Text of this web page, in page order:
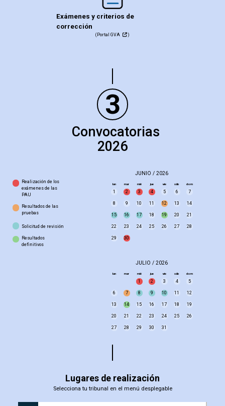
Exámenes y criterios de
corrección
(Portal GVA )
3
Convocatorias
2026
Realización de los
exámenes de las
PAU
Resultados de las
pruebas
Solicitud de revisión
Resultados
definitivos
JUNIO / 2026
lun mar mié jue vie sáb dom
1 2 3 4 5 6 7
8 9 10 11 12 13 14
15 16 17 18 19 20 21
22 23 24 25 26 27 28
29 30
JULIO / 2026
lun mar mié jue vie sáb dom
1 2 3 4 5
6 7 8 9 10 11 12
13 14 15 16 17 18 19
20 21 22 23 24 25 26
27 28 29 30 31
Lugares de realización
Selecciona tu tribunal en el menú desplegable